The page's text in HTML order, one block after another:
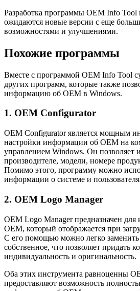
Разработка программы OEM Info Tool
ожидаются новые версии с еще
возможностями и улучшениями.
Похожие программы
Вместе с программой OEM Info Tool
других программ, которые также
информацию об OEM в Windows.
1. OEM Configurator
OEM Configurator является мощным
настройки информации об OEM на
управлением Windows. Он позволяет
производителе, модели, номере
Помимо этого, программу можно
информации о системе и
2. OEM Logo Manager
OEM Logo Manager предназначен для
OEM, который отображается при
С его помощью можно легко заменить
собственное, что позволяет придать
индивидуальность и оригинальность.
Оба этих инструмента равноценны
предоставляют возможность